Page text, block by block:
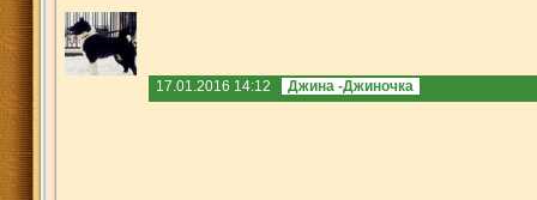
17.01.2016 14:12 Джина -Джиночка